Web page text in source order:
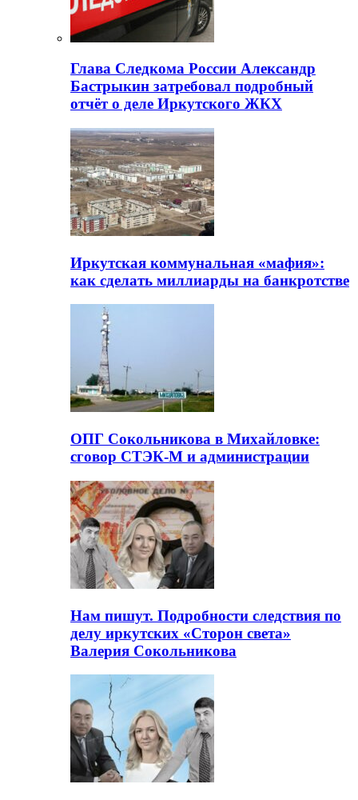
Глава Следкома России Александр
Бастрыкин затребовал подробный
отчёт о деле Иркутского ЖКХ
Иркутская коммунальная «мафия»:
как сделать миллиарды на банкротстве
ОПГ Сокольникова в Михайловке:
сговор СТЭК-М и администрации
Нам пишут. Подробности следствия по
делу иркутских «Сторон света»
Валерия Сокольникова